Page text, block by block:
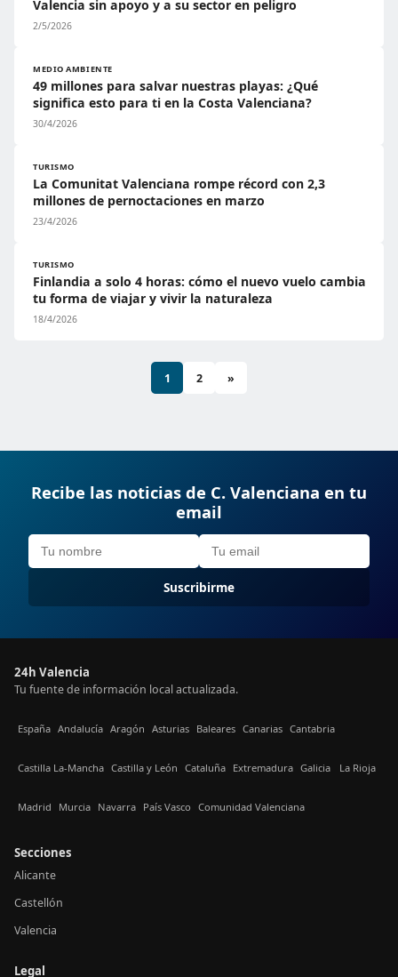
Valencia sin apoyo y a su sector en peligro
2/5/2026
MEDIO AMBIENTE
49 millones para salvar nuestras playas: ¿Qué
significa esto para ti en la Costa Valenciana?
30/4/2026
TURISMO
La Comunitat Valenciana rompe récord con 2,3
millones de pernoctaciones en marzo
23/4/2026
TURISMO
Finlandia a solo 4 horas: cómo el nuevo vuelo cambia
tu forma de viajar y vivir la naturaleza
18/4/2026
1 2 »
Recibe las noticias de C. Valenciana en tu
email
Suscribirme
24h Valencia
Tu fuente de información local actualizada.
España Andalucía Aragón Asturias Baleares Canarias Cantabria
Castilla La-Mancha Castilla y León Cataluña Extremadura Galicia La Rioja
Madrid Murcia Navarra País Vasco Comunidad Valenciana
Secciones
Alicante
Castellón
Valencia
Legal